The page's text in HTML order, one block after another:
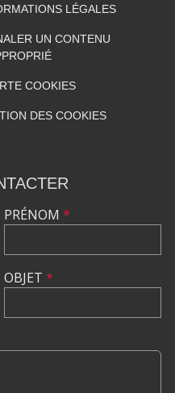
LÉGALES
UN CONTENU
COOKIES
DES COOKIES
PRÉNOM *
OBJET *